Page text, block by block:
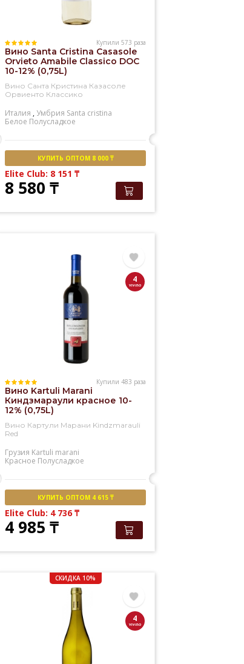
Купили 573 раза
Вино Santa Cristina Casasole
Orvieto Amabile Classico DOC
10-12% (0,75L)
Вино Санта Кристина Казасоле
Орвиенто Классико
Италия , Умбрия Santa cristina
Белое Полусладкое
КУПИТЬ ОПТОМ 8 000 ₸
Elite Club: 8 151₸
8 580₸
4
Купили 483 раза
Вино Kartuli Marani
Киндзмараули красное 10-
12% (0,75L)
Вино Картули Марани Kindzmarauli
Red
Грузия Kartuli marani
Красное Полусладкое
КУПИТЬ ОПТОМ 4 615 ₸
Elite Club: 4 736₸
4 985₸
СКИДКА 10%
4